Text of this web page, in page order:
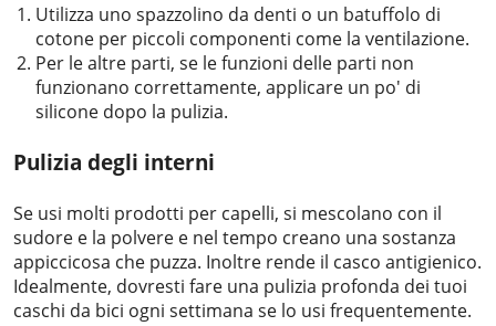
Utilizza uno spazzolino da denti o un batuffolo di
cotone per piccoli componenti come la ventilazione.
Per le altre parti, se le funzioni delle parti non
funzionano correttamente, applicare un po' di
silicone dopo la pulizia.
Pulizia degli interni
Se usi molti prodotti per capelli, si mescolano con il
sudore e la polvere e nel tempo creano una sostanza
appiccicosa che puzza. Inoltre rende il casco antigienico.
Idealmente, dovresti fare una pulizia profonda dei tuoi
caschi da bici ogni settimana se lo usi frequentemente.